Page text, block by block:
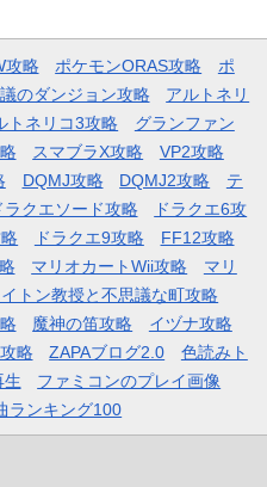
攻略 ポケモンORAS攻略
ポ
のダンジョン攻略
アルトネリ
トネリコ3攻略
グランファン
スマブラX攻略
VP2攻略
DQMJ攻略 DQMJ2攻略
テ
ラクエソード攻略
ドラクエ6攻
ドラクエ9攻略
FF12攻略
マリオカートWii攻略
マリ
イトン教授と不思議な町攻略
魔神の笛攻略
イヅナ攻略
略 ZAPAブログ2.0
色読みト
生
ファミコンのプレイ画像
ランキング100